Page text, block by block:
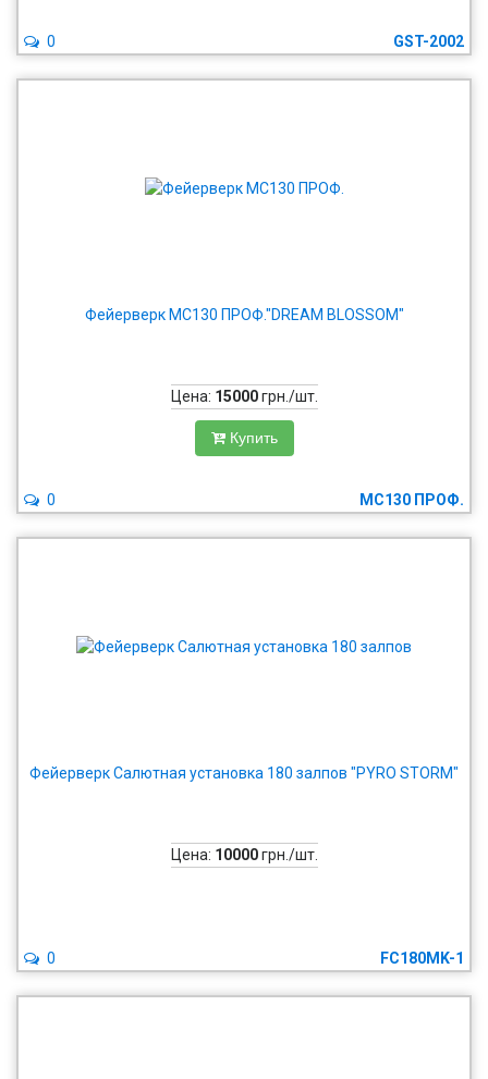
GST-2002
0
Фейерверк MC130 ПРОФ."DREAM BLOSSOM"
Цена: 15000грн./шт.
Купить
MC130 ПРОФ.
0
Фейерверк Салютная установка 180 залпов "PYRO STORM"
Цена: 10000грн./шт.
FC180MK-1
0